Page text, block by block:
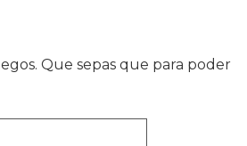
Que sepas que para poder